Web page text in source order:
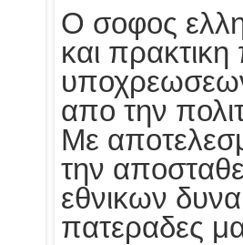
Ο σοφος
και
απο την
Με
την
εθνικων
πατεραδες